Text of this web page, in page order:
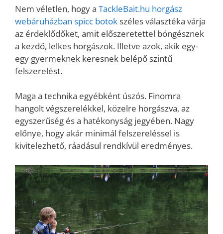
Nem véletlen, hogy a TackleBait.hu horgász
webáruházban spicc botok széles választéka várja
az érdeklődőket, amit előszeretettel böngésznek
a kezdő, lelkes horgászok. Illetve azok, akik egy-
egy gyermeknek keresnek belépő szintű
felszerelést.
Maga a technika egyébként úszós. Finomra
hangolt végszerelékkel, közelre horgászva, az
egyszerűség és a hatékonyság jegyében. Nagy
előnye, hogy akár minimál felszereléssel is
kivitelezhető, ráadásul rendkívül eredményes.